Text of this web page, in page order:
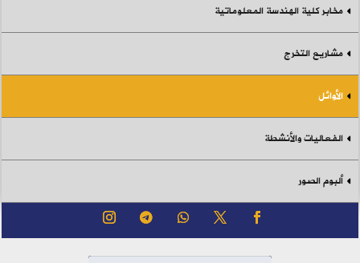
مخابر كلية الهندسة المعلوماتية
مشاريع التخرج
الأوائل
الفعاليات والأنشطة
ألبوم الصور